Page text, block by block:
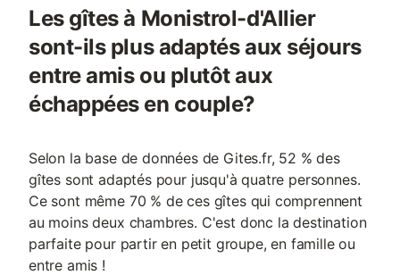
Les gîtes à Monistrol-d'Allier
sont-ils plus adaptés aux séjours
entre amis ou plutôt aux
échappées en couple?
Selon la base de données de Gites.fr, 52 % des
gîtes sont adaptés pour jusqu'à quatre personnes.
Ce sont même 70 % de ces gîtes qui comprennent
au moins deux chambres. C'est donc la destination
parfaite pour partir en petit groupe, en famille ou
entre amis !